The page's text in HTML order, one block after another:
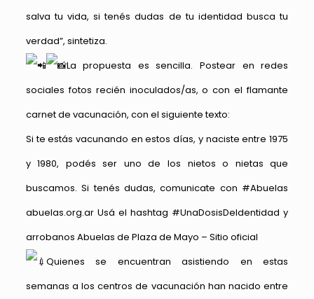
salva tu vida, si tenés dudas de tu identidad busca tu
verdad”, sintetiza.
La propuesta es sencilla. Postear en redes
sociales fotos recién inoculados/as, o con el flamante
carnet de vacunación, con el siguiente texto:
Si te estás vacunando en estos días, y naciste entre 1975
y 1980, podés ser uno de los nietos o nietas que
buscamos. Si tenés dudas, comunicate con #Abuelas
abuelas.org.ar Usá el hashtag #UnaDosisDeIdentidad y
arrobanos Abuelas de Plaza de Mayo – Sitio oficial
Quienes se encuentran asistiendo en estas
semanas a los centros de vacunación han nacido entre